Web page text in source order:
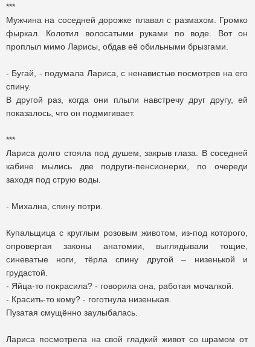
***
Мужчина на соседней дорожке плавал с размахом. Громко
фыркал. Колотил волосатыми руками по воде. Вот он
проплыл мимо Ларисы, обдав её обильными брызгами.
- Бугай, - подумала Лариса, с ненавистью посмотрев на его
спину.
В другой раз, когда они плыли навстречу друг другу, ей
показалось, что он подмигивает.
***
Лариса долго стояла под душем, закрыв глаза. В соседней
кабине мылись две подруги-пенсионерки, по очереди
заходя под струю воды.
- Михална, спину потри.
Купальщица с круглым розовым животом, из-под которого,
опровергая законы анатомии, выглядывали тощие,
синеватые ноги, тёрла спину другой – низенькой и
грудастой.
- Яйца-то покрасила? - говорила она, работая мочалкой.
- Красить-то кому? - гоготнула низенькая.
Пузатая смущённо заулыбалась.
Лариса посмотрела на свой гладкий живот со шрамом от